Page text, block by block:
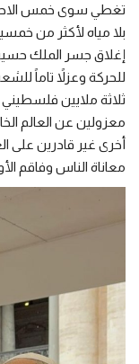
تغطي سوى خمس
بلا مياه لأكثر من
إغلاق جسر الملك
للحركة وعزلاً تاماً
ثلاثة ملايين فلسطيني
معزولين عن العالم
أخرى غير قادرين على
معاناة الناس وفاقم